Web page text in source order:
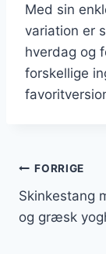
Med sin
variation er
hverdag og
forskellige
FORRIGE
Skinkestang
og græsk